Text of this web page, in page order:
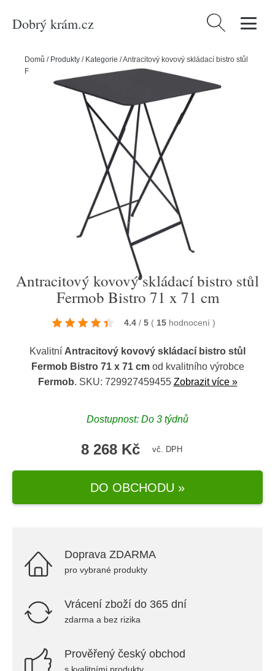
Dobrý krám.cz Vyhledávání
Domů / Produkty / Kategorie /Antracitový kovový skládací bistro stůl
Fermob Bistro 71 x 71 cm
Antracitový kovový skládací bistro stůl
Fermob Bistro 71 x 71 cm
4.4 / 5 ( 15 hodnocení )
Kvalitní Antracitový kovový skládací bistro stůl
Fermob Bistro 71 x 71 cmod kvalitního výrobce
Fermob. SKU: 729927459455 Zobrazit více »
Dostupnost: Do 3 týdnů
8 268 Kč vč. DPH
DO OBCHODU »
Doprava ZDARMA
pro vybrané produkty
Vrácení zboží do 365 dní
zdarma a bez rizika
Prověřený český obchod